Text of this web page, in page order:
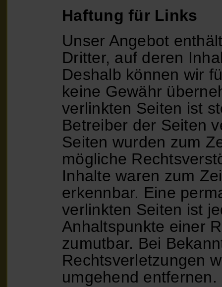
Haftung für Links
Unser Angebot
Dritter, auf deren
Deshalb können wir
keine Gewähr
verlinkten Seiten ist
Betreiber der Seiten
Seiten wurden zum
mögliche
Inhalte waren zum
erkennbar. Eine
verlinkten Seiten ist
Anhaltspunkte einer
zumutbar. Bei
Rechtsverletzungen
umgehend entfernen.